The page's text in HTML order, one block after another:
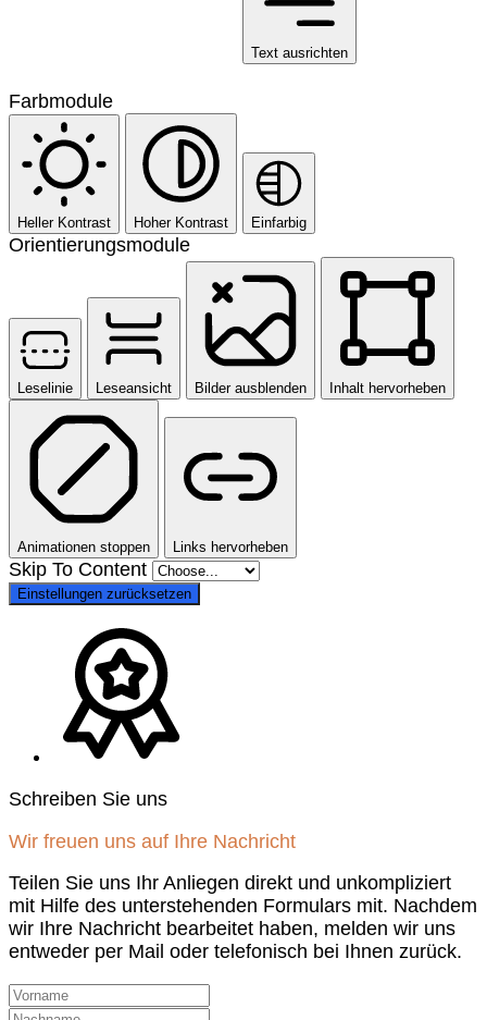
Text ausrichten
Farbmodule
Heller Kontrast Hoher Kontrast Einfarbig
Orientierungsmodule
Leselinie Leseansicht Bilder ausblenden Inhalt hervorheben
Animationen stoppen Links hervorheben
Skip To Content
Einstellungen zurücksetzen
Schreiben Sie uns
Wir freuen uns auf Ihre Nachricht
Teilen Sie uns Ihr Anliegen direkt und unkompliziert
mit Hilfe des unterstehenden Formulars mit. Nachdem
wir Ihre Nachricht bearbeitet haben, melden wir uns
entweder per Mail oder telefonisch bei Ihnen zurück.